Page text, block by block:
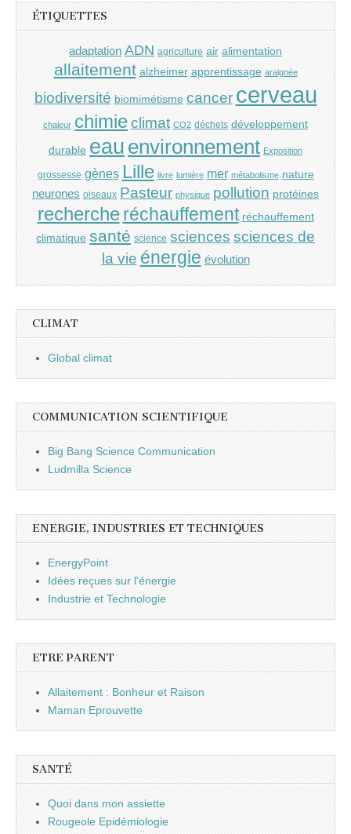
ÉTIQUETTES
adaptation ADN agriculture air alimentation
allaitement alzheimer apprentissage araignée
biodiversité biomimétisme cancer cerveau
chaleur chimieclimat CO2 déchets développement
durable eau environnement Exposition
grossesse gènes Lille livre lumière mer métabolisme nature
neurones oiseaux Pasteur physique pollution protéines
recherche réchauffement réchauffement
climatique santé science sciences sciences de
la vie énergie évolution
CLIMAT
Global climat
COMMUNICATION SCIENTIFIQUE
Big Bang Science Communication
Ludmilla Science
ENERGIE, INDUSTRIES ET TECHNIQUES
EnergyPoint
Idées reçues sur l'énergie
Industrie et Technologie
ETRE PARENT
Allaitement : Bonheur et Raison
Maman Eprouvette
SANTÉ
Quoi dans mon assiette
Rougeole Epidémiologie